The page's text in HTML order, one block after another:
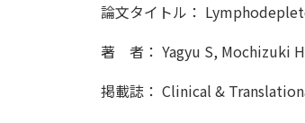
論文タイトル：
著 者： Yagyu S, Mochizuki
掲載誌： Clinical &